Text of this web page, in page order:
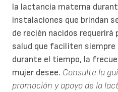
la lactancia materna
instalaciones que brindan
de recién nacidos
salud que faciliten
durante el tiempo, la
mujer desee. Consulte la
promoción y apoyo de la